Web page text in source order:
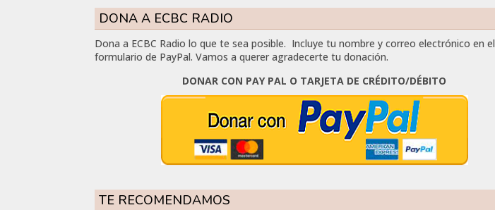
DONA A ECBC RADIO
Dona a ECBC Radio lo que te sea posible. Incluye tu nombre y correo electrónico en el
formulario de PayPal. Vamos a querer agradecerte tu donación.
DONAR CON PAY PAL O TARJETA DE CRÉDITO/DÉBITO
TE RECOMENDAMOS